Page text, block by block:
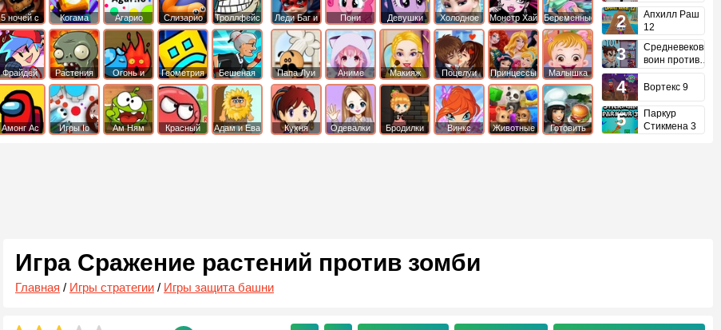
5 ночей с
фредди
Когама Агарио Слизарио
Троллфейс
квест
Фрайдей
Найт
Фанкин
Растения
против
Зомби
Огонь и
Вода
Геометрия
Даш
Бешеная
бабка
сбежала из
психушки
Амонг Ас Игры Io Ам Ням
Красный
Адам и Ева
Леди Баг и
Супер Кот
Пони
Дружба это
Девушки
Эквестрии
Холодное
Сердце
Монстр Хай Беременные
Папа Луи Аниме Макияж Поцелуи
Принцессы
Диснея
Малышка
Хейзел
Кухня
Одевалки Бродилки Винкс Животные
Готовить
Апхилл Раш
12
Средневековый
воин против
Вортекс 9
Паркур
Стикмена 3
Игра Сражение растений против зомби
Главная / Игры стратегии / Игры защита башни